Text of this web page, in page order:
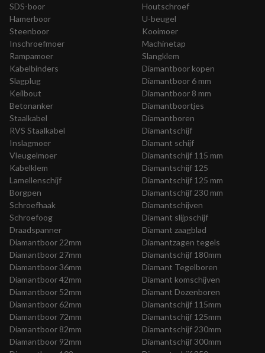
SDS-boor
Hamerboor
Steenboor
Houtschroef
U-beugel
Kooimoer
Inschroefmoer
Rampamoer
Kabelbinders
Slagplug
Keilbout
Betonanker
Staalkabel
RVS Staalkabel
Inslagmoer
Vleugelmoer
Kabelklem
Lamellenschijf
Borgpen
Schroefhaak
Schroefoog
Draadspanner
Machinetap
Slangklem
Diamantboor kopen
Diamantboor 6 mm
Diamantboor 8 mm
Diamantboortjes
Diamantboren
Diamantschijf
Diamant schijf
Diamantschijf 115 mm
Diamantschijf 125
Diamantschijf 125 mm
Diamantschijf 230 mm
Diamantschijven
Diamant slijpschijf
Diamant zaagblad
Diamantboor 22mm
Diamantboor 27mm
Diamantboor 36mm
Diamantboor 42mm
Diamantboor 52mm
Diamantboor 62mm
Diamantboor 72mm
Diamantboor 82mm
Diamantboor 92mm
Diamantzagen tegels
Diamantschijf 180mm
Diamant Tegelboren
Diamant komschijven
Diamant Dozenboren
Diamantschijf 115mm
Diamantschijf 125mm
Diamantschijf 230mm
Diamantschijf 300mm